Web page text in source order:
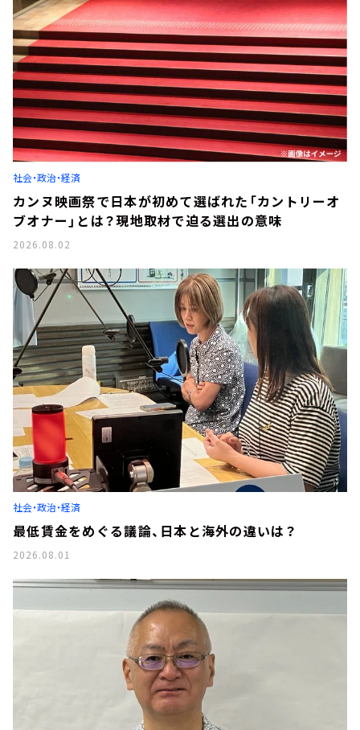
社会・政治・経済
カンヌ映画祭で日本が初めて選ばれた「カントリーオ
ブオナー」とは？現地取材で迫る選出の意味
2026.08.02
社会・政治・経済
最低賃金をめぐる議論、日本と海外の違いは？
2026.08.01